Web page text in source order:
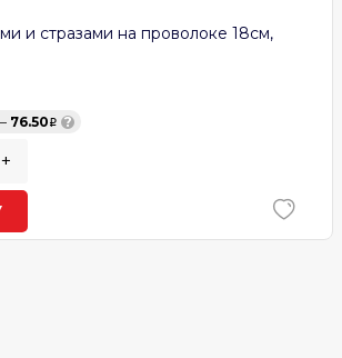
и стразами на проволоке 18см,
76.50 ?
+